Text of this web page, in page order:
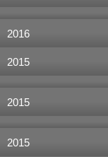
2016
2015
2015
2015